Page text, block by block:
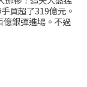
買超了319億元。
億銀彈進場。不過